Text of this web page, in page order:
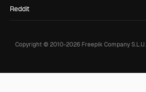
Reddit
Copyright © 2010-2026 Freepik Company S.L.U.